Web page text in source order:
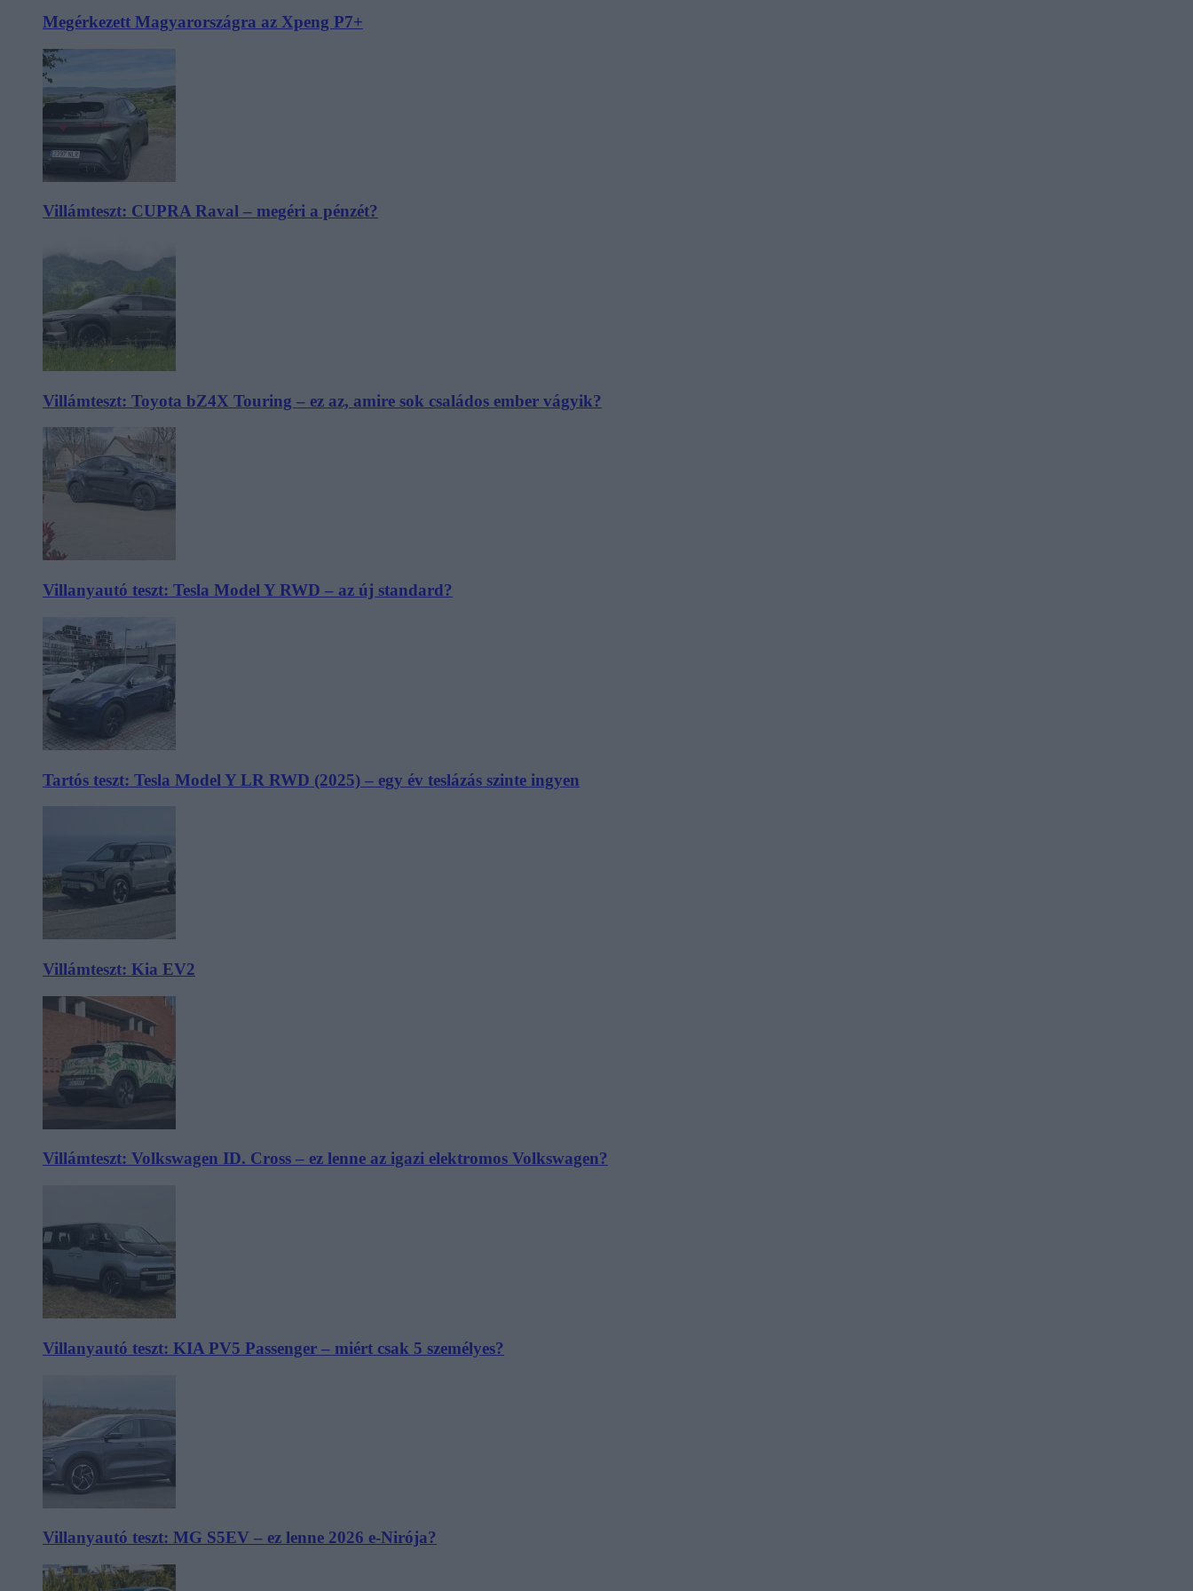
Megérkezett Magyarországra az Xpeng P7+
Villámteszt: CUPRA Raval – megéri a pénzét?
Villámteszt: Toyota bZ4X Touring – ez az, amire sok családos ember vágyik?
Villanyautó teszt: Tesla Model Y RWD – az új standard?
Tartós teszt: Tesla Model Y LR RWD (2025) – egy év teslázás szinte ingyen
Villámteszt: Kia EV2
Villámteszt: Volkswagen ID. Cross – ez lenne az igazi elektromos Volkswagen?
Villanyautó teszt: KIA PV5 Passenger – miért csak 5 személyes?
Villanyautó teszt: MG S5EV – ez lenne 2026 e-Nirója?